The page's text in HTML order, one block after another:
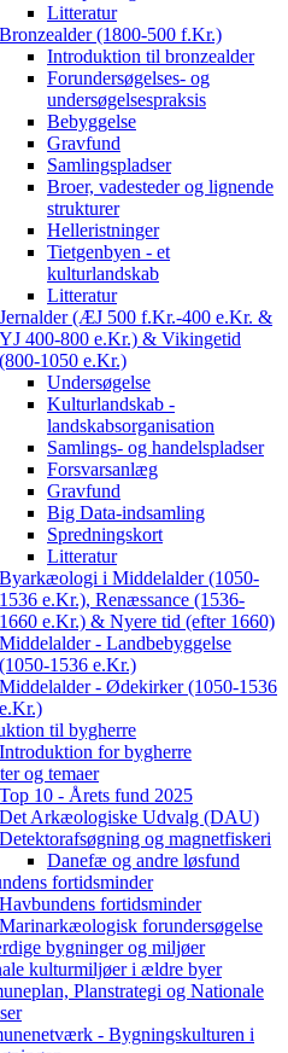
Litteratur
Bronzealder (1800-500 f.Kr.)
Introduktion til bronzealder
Forundersøgelses- og
undersøgelsespraksis
Bebyggelse
Gravfund
Samlingspladser
Broer, vadesteder og lignende
strukturer
Helleristninger
Tietgenbyen - et
kulturlandskab
Litteratur
Jernalder (ÆJ 500 f.Kr.-400 e.Kr. &
YJ 400-800 e.Kr.) & Vikingetid
(800-1050 e.Kr.)
Undersøgelse
Kulturlandskab -
landskabsorganisation
Samlings- og handelspladser
Forsvarsanlæg
Gravfund
Big Data-indsamling
Spredningskort
Litteratur
Byarkæologi i Middelalder (1050-
1536 e.Kr.), Renæssance (1536-
1660 e.Kr.) & Nyere tid (efter 1660)
Middelalder - Landbebyggelse
(1050-1536 e.Kr.)
Middelalder - Ødekirker (1050-1536
e.Kr.)
til bygherre
Introduktion for bygherre
og temaer
Top 10 - Årets fund 2025
Det Arkæologiske Udvalg (DAU)
Detektorafsøgning og magnetfiskeri
Danefæ og andre løsfund
fortidsminder
Havbundens fortidsminder
Marinarkæologisk forundersøgelse
bygninger og miljøer
kulturmiljøer i ældre byer
Planstrategi og Nationale
- Bygningskulturen i